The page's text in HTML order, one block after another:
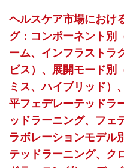
ヘルスケア市場におけ
グ：コンポーネント別
ーム、インフラストラ
ビス）、展開モード別
ミス、ハイブリッド）
平フェデレーテッドラ
ッドラーニング、フェ
ラボレーションモデル
テッドラーニング、ク